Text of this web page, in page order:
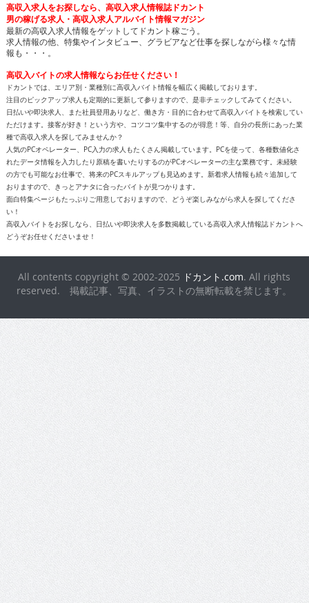
高収入求人をお探しなら、高収入求人情報誌ドカント
男の稼げる求人・高収入求人アルバイト情報マガジン
最新の高収入求人情報をゲットしてドカント稼ごう。
求人情報の他、特集やインタビュー、グラビアなど仕事を探しながら様々な情
報も・・・。
高収入バイトの求人情報ならお任せください！
ドカントでは、エリア別・業種別に高収入バイト情報を幅広く掲載しております。
注目のピックアップ求人も定期的に更新して参りますので、是非チェックしてみてください。
日払いや即決求人、また社員登用ありなど、働き方・目的に合わせて高収入バイトを検索してい
ただけます。接客が好き！という方や、コツコツ集中するのが得意！等、自分の長所にあった業
種で高収入求人を探してみませんか？
人気のPCオペレーター、PC入力の求人もたくさん掲載しています。PCを使って、各種数値化さ
れたデータ情報を入力したり原稿を書いたりするのがPCオペレーターの主な業務です。未経験
の方でも可能なお仕事で、将来のPCスキルアップも見込めます。新着求人情報も続々追加して
おりますので、きっとアナタに合ったバイトが見つかります。
面白特集ページもたっぷりご用意しておりますので、どうぞ楽しみながら求人を探してくださ
い！
高収入バイトをお探しなら、日払いや即決求人を多数掲載している高収入求人情報誌ドカントへ
どうぞお任せくださいませ！
All contents copyright © 2002-2025 ドカント.com. All rights
reserved. 掲載記事、写真、イラストの無断転載を禁じます。